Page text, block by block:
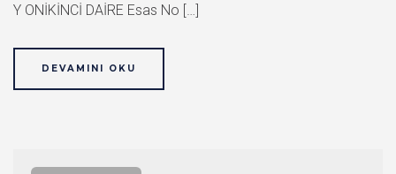
Y ONİKİNCİ DAİRE Esas No […]
DEVAMINI OKU